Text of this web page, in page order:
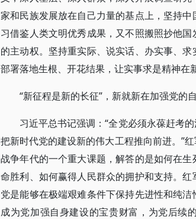
家和民族发展放在自己力量的基点上，坚持
习借鉴人类文明优秀成果，又不照搬照抄他
的主动权。坚持重实际、说实话、办实事、
部署落地生根、开花结果，让实事求是精神在
“新征程是新的长征”，新就新在加强党的
习近平总书记强调：“全党必须永葆赶考
把新时代党的建设新的伟大工程推向前进。”
战争年代的一个重大课题，解答的是如何在
命胜利、如何赢得人民群众的拥护和支持。
党是能够在极端艰难条件下保持先进性和纯
成为党加强自身建设的宝贵财富，为党后续